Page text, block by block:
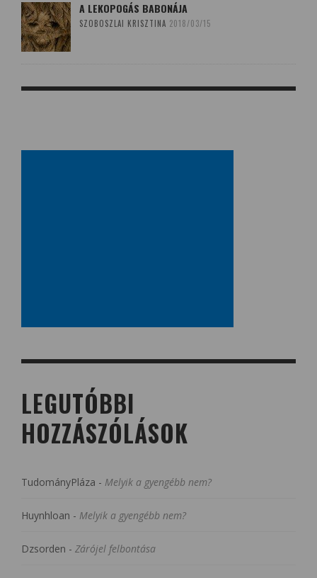
A LEKOPOGÁS BABONÁJA
SZOBOSZLAI KRISZTINA 2018/03/15
LEGUTÓBBI
HOZZÁSZÓLÁSOK
TudományPláza - Melyik a gyengébb nem?
Huynhloan - Melyik a gyengébb nem?
Dzsorden - Zárójel felbontása